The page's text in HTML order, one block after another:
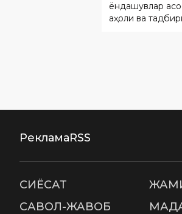
РекламаRSS
СИËСАТ
САВОЛ-ЖАВОБ